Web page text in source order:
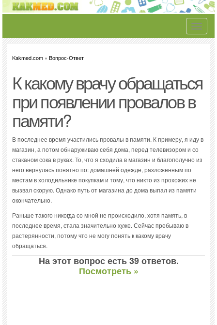
Toggle
Kakmed.com » Вопрос-Ответ
К какому врачу обращаться
при появлении провалов в
памяти?
В последнее время участились провалы в памяти. К примеру, я иду в
магазин, а потом обнаруживаю себя дома, перед телевизором и со
стаканом сока в руках. То, что я сходила в магазин и благополучно из
него вернулась понятно по: домашней одежде, разложенным по
местам в холодильнике покупкам и тому, что никто из прохожих не
вызвал скорую. Однако путь от магазина до дома выпал из памяти
окончательно.
Раньше такого никогда со мной не происходило, хотя память, в
последнее время, стала значительно хуже. Сейчас пребываю в
растерянности, потому что не могу понять к какому врачу
обращаться.
На этот вопрос есть 39 ответов.
Посмотреть »